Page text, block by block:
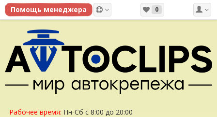
0
Рабочее время: Пн-Сб с 8:00 до 20:00